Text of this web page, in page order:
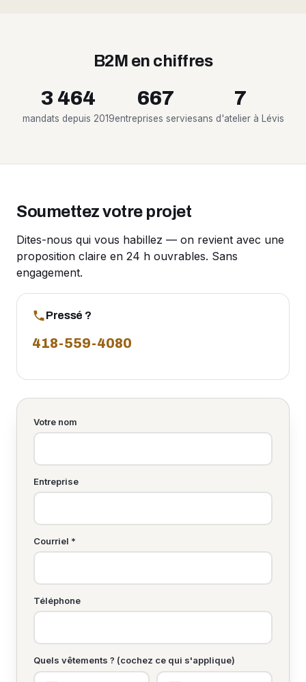
B2M en chiffres
3 464
mandats depuis 2019
667
entreprises servies
7
ans d'atelier à Lévis
Soumettez votre projet
Dites-nous qui vous habillez — on revient avec une
proposition claire en 24 h ouvrables. Sans
engagement.
Pressé ?
418-559-4080
Votre nom
Entreprise
Courriel *
Téléphone
Quels vêtements ? (cochez ce qui s'applique)